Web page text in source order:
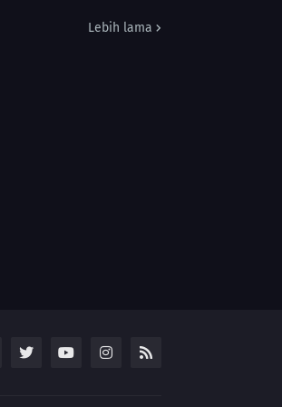
Lebih lama